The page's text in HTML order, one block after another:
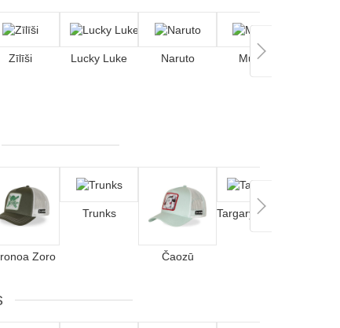
Zīlīši Lucky Luke Naruto Mūzika
Zoro
Trunks
Čaozū